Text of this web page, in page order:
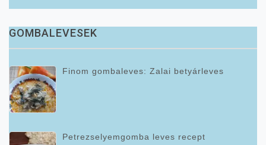
GOMBALEVESEK
Finom gombaleves: Zalai betyárleves
Petrezselyemgomba leves recept